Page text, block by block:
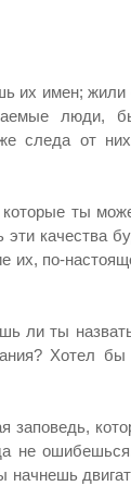
их имен; жили
люди,
следа от
которые ты
эти качества
их, по-
ли ты
Хотел бы
заповедь,
не